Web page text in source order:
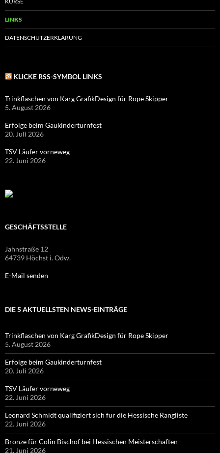
LINKS
DATENSCHUTZERKLÄRUNG
KLICKE RSS-SYMBOL LINKS
Trinkflaschen von Karg GrafikDesign für Rope Skipper
5. August 2026
Erfolge beim Gaukinderturnfest
20. Juli 2026
TSV Läufer vorneweg
22. Juni 2026
GESCHÄFTSSTELLE
Jahnstraße 12
64739 Höchst i. Odw.
E-Mail senden
DIE 5 AKTUELLSTEN NEWS-EINTRÄGE
Trinkflaschen von Karg GrafikDesign für Rope Skipper
5. August 2026
Erfolge beim Gaukinderturnfest
20. Juli 2026
TSV Läufer vorneweg
22. Juni 2026
Leonard Schmidt qualifiziert sich für die Hessische Rangliste
22. Juni 2026
Bronze für Colin Bischof bei Hessischen Meisterschaften
21. Juni 2026